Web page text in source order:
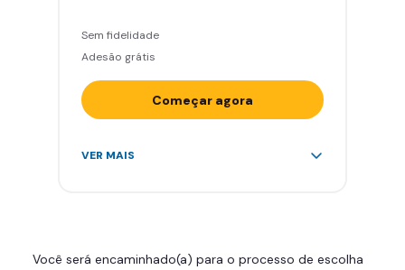
Sem fidelidade
Adesão grátis
Começar agora
Acesso ilimitado a +2.000
Skeelo App (Audiobook)*
VER MAIS
Você será encaminhado(a) para o processo de escolha